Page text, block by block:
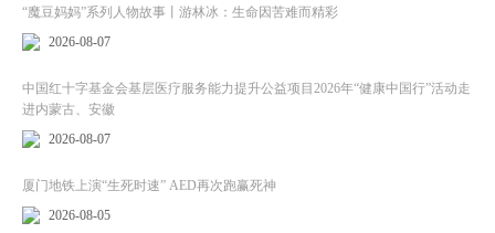
“魔豆妈妈”系列人物故事丨游林冰：生命因苦难而精彩
2026-08-07
中国红十字基金会基层医疗服务能力提升公益项目2026年“健康中国行”活动走
进内蒙古、安徽
2026-08-07
厦门地铁上演“生死时速” AED再次跑赢死神
2026-08-05